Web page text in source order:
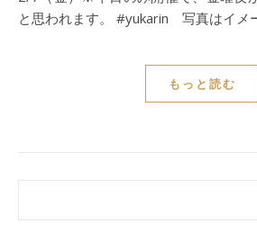
と思われます。 #yukarin 写真はイメ
もっと読む